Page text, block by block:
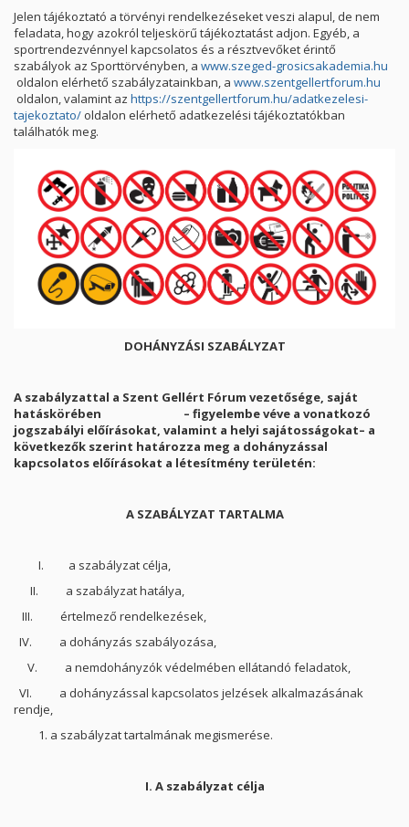
Jelen tájékoztató a törvényi rendelkezéseket veszi alapul, de nem
feladata, hogy azokról teljeskörű tájékoztatást adjon. Egyéb, a
sportrendezvénnyel kapcsolatos és a résztvevőket érintő
szabályok az Sporttörvényben, a www.szeged-grosicsakademia.hu
oldalon elérhető szabályzatainkban, a www.szentgellertforum.hu
oldalon, valamint az https://szentgellertforum.hu/adatkezelesi-
tajekoztato/ oldalon elérhető adatkezelési tájékoztatókban
találhatók meg.
DOHÁNYZÁSI SZABÁLYZAT
A szabályzattal a Szent Gellért Fórum vezetősége, saját
hatáskörében – figyelembe véve a vonatkozó
jogszabályi előírásokat, valamint a helyi sajátosságokat– a
következők szerint határozza meg a dohányzással
kapcsolatos előírásokat a létesítmény területén:
A SZABÁLYZAT TARTALMA
I. a szabályzat célja,
II. a szabályzat hatálya,
III. értelmező rendelkezések,
IV. a dohányzás szabályozása,
V. a nemdohányzók védelmében ellátandó feladatok,
VI. a dohányzással kapcsolatos jelzések alkalmazásának
rendje,
a szabályzat tartalmának megismerése.
I. A szabályzat célja